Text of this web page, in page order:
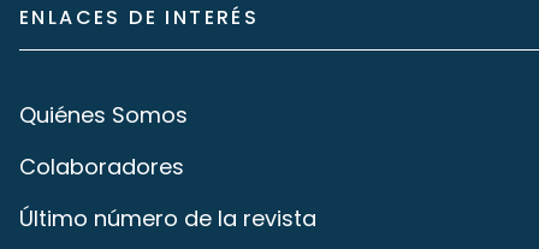
ENLACES DE INTERÉS
Quiénes Somos
Colaboradores
Último número de la revista